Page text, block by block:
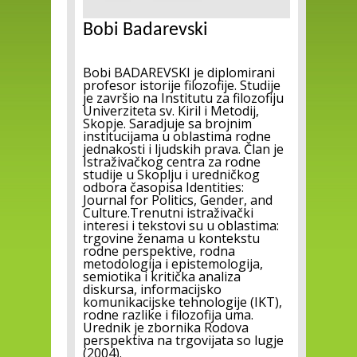
Bobi Badarevski
Bobi BADAREVSKI je diplomirani
profesor istorije filozofije. Studije
je završio na Institutu za filozofiju
Univerziteta sv. Kiril i Metodij,
Skopje. Saradjuje sa brojnim
institucijama u oblastima rodne
jednakosti i ljudskih prava. Član je
Istraživačkog centra za rodne
studije u Skoplju i uredničkog
odbora časopisa Identities:
Journal for Politics, Gender, and
Culture.Trenutni istraživački
interesi i tekstovi su u oblastima:
trgovine ženama u kontekstu
rodne perspektive, rodna
metodologija i epistemologija,
semiotika i kritička analiza
diskursa, informacijsko
komunikacijske tehnologije (IKT),
rodne razlike i filozofija uma.
Urednik je zbornika Rodova
perspektiva na trgovijata so lugje
(2004).